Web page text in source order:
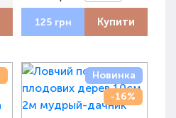
125 грн Купити
Новинка
-16%